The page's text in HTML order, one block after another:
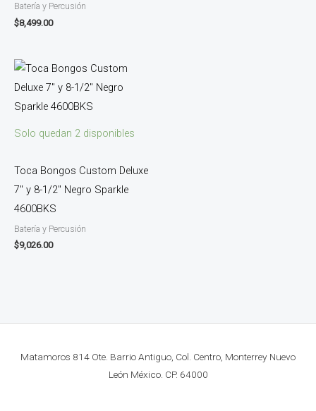
Batería y Percusión
$8,499.00
Solo quedan 2 disponibles
Toca Bongos Custom Deluxe
7″ y 8-1/2″ Negro Sparkle
4600BKS
Batería y Percusión
$9,026.00
Matamoros 814 Ote. Barrio Antiguo, Col. Centro, Monterrey Nuevo
León México. CP. 64000